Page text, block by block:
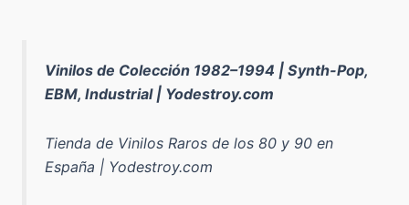
Vinilos de Colección 1982–1994 | Synth-Pop,
EBM, Industrial | Yodestroy.com
Tienda de Vinilos Raros de los 80 y 90 en
España | Yodestroy.com